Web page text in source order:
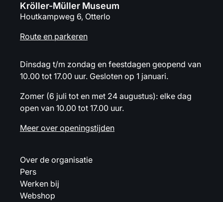
Kröller-Müller Museum
Houtkampweg 6, Otterlo
Route en parkeren
Dinsdag t/m zondag en feestdagen geopend van
10.00 tot 17.00 uur. Gesloten op 1 januari.
Zomer (6 juli tot en met 24 augustus): elke dag
open van 10.00 tot 17.00 uur.
Meer over openingstijden
Over de organisatie
Pers
Werken bij
Webshop